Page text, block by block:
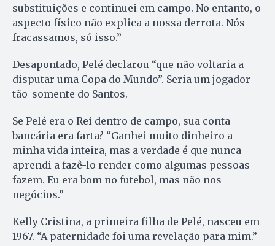
substituições e continuei em campo. No entanto, o
aspecto físico não explica a nossa derrota. Nós
fracassamos, só isso.”
Desapontado, Pelé declarou “que não voltaria a
disputar uma Copa do Mundo”. Seria um jogador
tão-somente do Santos.
Se Pelé era o Rei dentro de campo, sua conta
bancária era farta? “Ganhei muito dinheiro a
minha vida inteira, mas a verdade é que nunca
aprendi a fazê-lo render como algumas pessoas
fazem. Eu era bom no futebol, mas não nos
negócios.”
Kelly Cristina, a primeira filha de Pelé, nasceu em
1967. “A paternidade foi uma revelação para mim.”